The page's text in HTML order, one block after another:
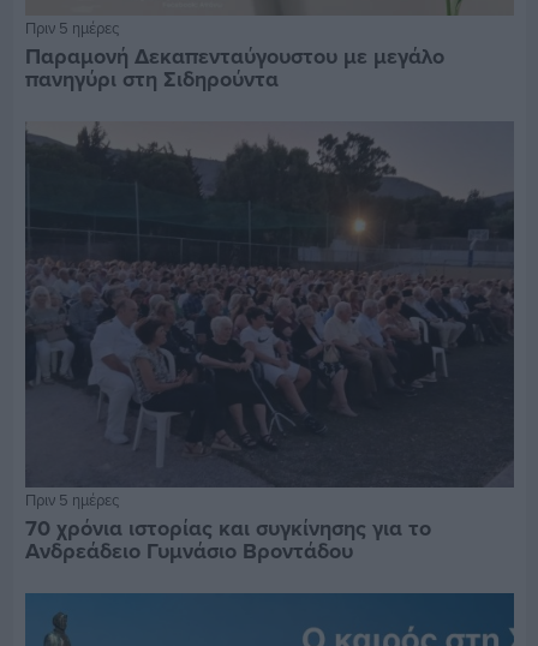
Πριν 5 ημέρες
Παραμονή Δεκαπενταύγουστου με μεγάλο
πανηγύρι στη Σιδηρούντα
Πριν 5 ημέρες
70 χρόνια ιστορίας και συγκίνησης για το
Ανδρεάδειο Γυμνάσιο Βροντάδου